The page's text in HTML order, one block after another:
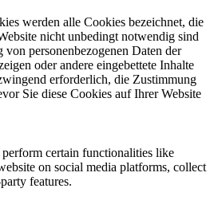
werden alle Cookies bezeichnet, die
nicht unbedingt notwendig sind
personenbezogenen Daten der
oder andere eingebettete Inhalte
erforderlich, die Zustimmung
Sie diese Cookies auf Ihrer Website
certain functionalities like
on social media platforms, collect
features.